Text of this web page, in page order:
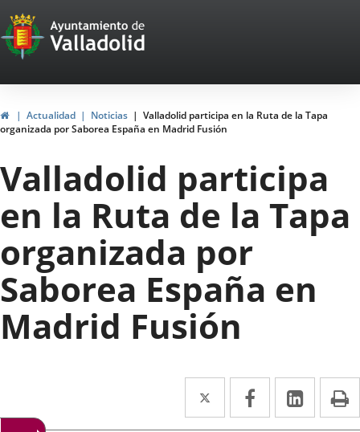
Portal
Web
del
Ayuntamiento
de
Valladolid
HomeActualidad Noticias
Valladolid participa en la Ruta de la Tapa
organizada por Saborea España en Madrid Fusión
Valladolid participa
en la Ruta de la Tapa
organizada por
Saborea España en
Madrid Fusión
Twitter
Enlace
a
Facebook
Enlace
a
Enlace
a